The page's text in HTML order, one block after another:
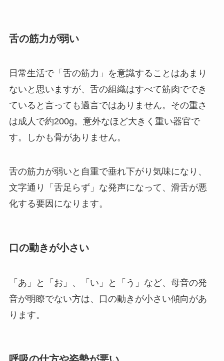
舌の筋力が弱い
日常生活で「舌の筋力」を意識することはあまり
ないと思いますが、舌の組織はすべて筋肉ででき
ていると言っても過言ではありません。その重さ
は成人で約200g。意外なほど大きく重い器官で
す。しかも骨がありません。
舌の筋力が弱いと自重で垂れ下がり気味になり、
文字通り「舌足らず」な発声になって、滑舌が悪
化する要因になります。
口の動きが小さい
「あ」と「お」、「い」と「う」など、母音の発
音が明瞭でない方は、口の動きが小さい傾向があ
ります。